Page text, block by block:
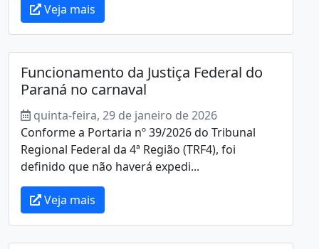
Veja mais
Funcionamento da Justiça Federal do
Paraná no carnaval
quinta-feira, 29 de janeiro de 2026
Conforme a Portaria nº 39/2026 do Tribunal
Regional Federal da 4ª Região (TRF4), foi
definido que não haverá expedi...
Veja mais